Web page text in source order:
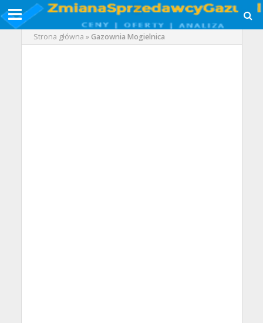
Strona główna »Gazownia Mogielnica